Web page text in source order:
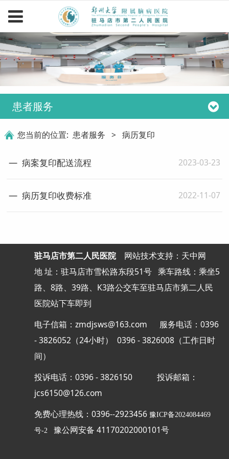
患者服务
您当前的位置: 患者服务 > 病历复印
病案复印配送流程 2023-03-23
病历复印收费标准 2022-11-07
驻马店市第二人民医院 网站技术支持：天中网
地 址：驻马店市雪松路东段51号 乘车路线：乘坐5
路、8路、39路、K3路公交车至驻马店市第二人民
医院站下车即到
电子信箱：zmdjsws@163.com 服务电话：0396
- 3826052（24小时） 0396 - 3826008（工作日时
间）
投诉电话：0396 - 3826150投诉邮箱：
jcs6150@126.com
免费心理热线：0396--2923456 豫ICP备2024084469
号-2 豫公网安备 41170202000101号